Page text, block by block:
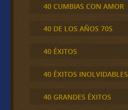
40 CUMBIAS CON AMOR
40 DE LOS AÑOS 70S
40 ÉXITOS
40 ÉXITOS INOLVIDABLES
40 GRANDES ÉXITOS